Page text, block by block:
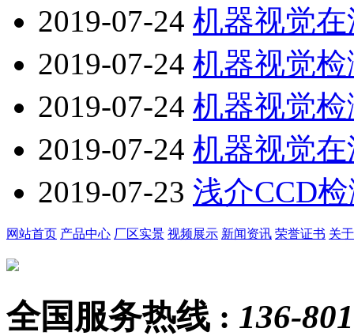
2019-07-24 机器视觉
2019-07-24 机器视觉
2019-07-24 机器视觉
2019-07-24 机器视觉
2019-07-23 浅介CCD
网站首页 产品中心 厂区实景 视频展示 新闻资讯 荣誉证书 关
全国服务热线 : 136-